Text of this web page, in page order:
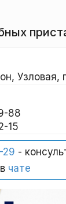
88
15
29 -
чате